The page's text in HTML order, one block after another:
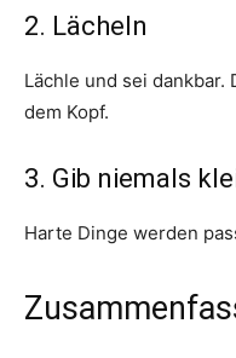
2. Lächeln
Lächle und sei dankbar.
dem Kopf.
3. Gib niemals
Harte Dinge werden